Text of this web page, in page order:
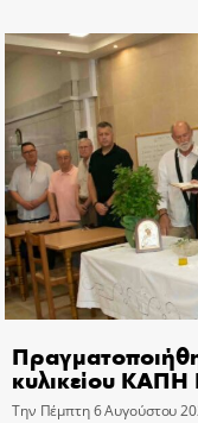
κυλικείου ΚΑΠΗ
Την Πέμπτη 6 Αυγούστου